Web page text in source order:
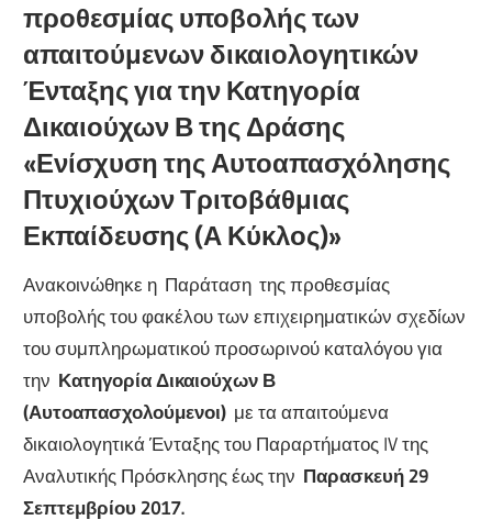
προθεσμίας υποβολής των
απαιτούμενων δικαιολογητικών
Ένταξης για την Κατηγορία
Δικαιούχων Β της Δράσης
«Ενίσχυση της Αυτοαπασχόλησης
Πτυχιούχων Τριτοβάθμιας
Εκπαίδευσης (Α Κύκλος)»
Ανακοινώθηκε η Παράταση της προθεσμίας
υποβολής του φακέλου των επιχειρηματικών σχεδίων
του συμπληρωματικού προσωρινού καταλόγου για
την Κατηγορία Δικαιούχων Β
(Αυτοαπασχολούμενοι) με τα απαιτούμενα
δικαιολογητικά Ένταξης του Παραρτήματος IV της
Αναλυτικής Πρόσκλησης έως την Παρασκευή 29
Σεπτεμβρίου 2017.